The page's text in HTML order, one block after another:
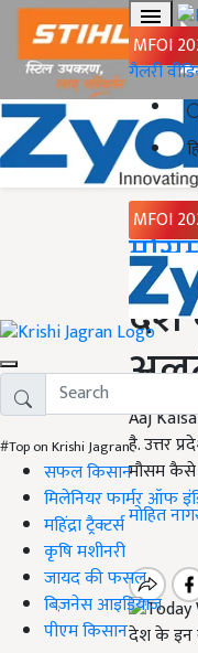
MFOI
गैलरी
MFOI
#Top on Krishi Jagran
सफल किसान
मिलेनियर फार्मर ऑफ
महिंद्रा ट्रैक्टर्स
कृषि मशीनरी
जायद की फसल
बिज़नेस आइडियाज
पीएम किसान
Home
देश
Aaj
है. उत्तर
मौसम कैसे
मोहित
देश के इन